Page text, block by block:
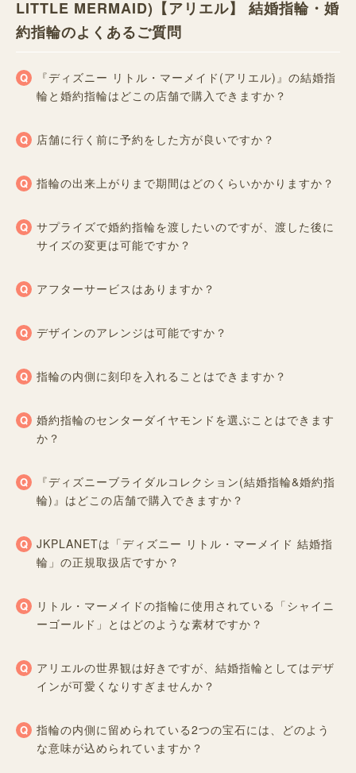
LITTLE MERMAID)【アリエル】 結婚指輪・婚
約指輪のよくあるご質問
『ディズニー リトル・マーメイド(アリエル)』の結婚指
輪と婚約指輪はどこの店舗で購入できますか？
店舗に行く前に予約をした方が良いですか？
指輪の出来上がりまで期間はどのくらいかかりますか？
サプライズで婚約指輪を渡したいのですが、渡した後に
サイズの変更は可能ですか？
アフターサービスはありますか？
デザインのアレンジは可能ですか？
指輪の内側に刻印を入れることはできますか？
婚約指輪のセンターダイヤモンドを選ぶことはできます
か？
『ディズニーブライダルコレクション(結婚指輪&婚約指
輪)』はどこの店舗で購入できますか？
JKPLANETは「ディズニー リトル・マーメイド 結婚指
輪」の正規取扱店ですか？
リトル・マーメイドの指輪に使用されている「シャイニ
ーゴールド」とはどのような素材ですか？
アリエルの世界観は好きですが、結婚指輪としてはデザ
インが可愛くなりすぎませんか？
指輪の内側に留められている2つの宝石には、どのよう
な意味が込められていますか？